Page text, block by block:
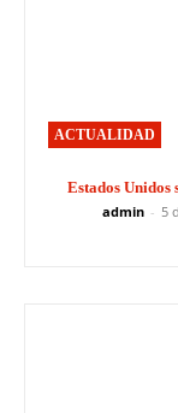
ACTUALIDAD
Estados Unidos
admin - 5